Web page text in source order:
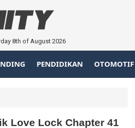
8th of August 2026
PENDIDIKAN OTOMOTIF
Love Lock Chapter 41